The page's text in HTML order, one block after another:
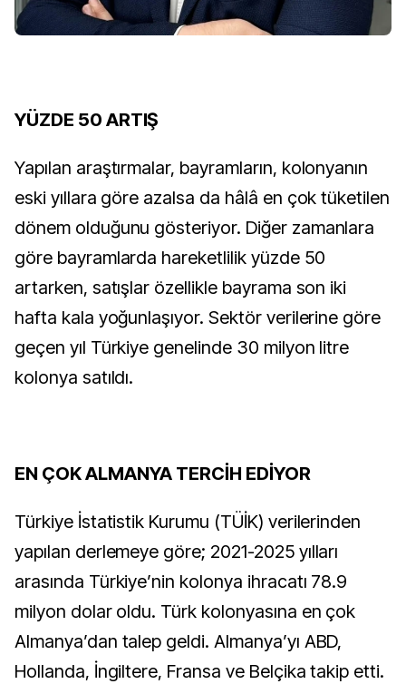
YÜZDE 50 ARTIŞ
Yapılan araştırmalar, bayramların, kolonyanın
eski yıllara göre azalsa da hâlâ en çok tüketilen
dönem olduğunu gösteriyor. Diğer zamanlara
göre bayramlarda hareketlilik yüzde 50
artarken, satışlar özellikle bayrama son iki
hafta kala yoğunlaşıyor. Sektör verilerine göre
geçen yıl Türkiye genelinde 30 milyon litre
kolonya satıldı.
EN ÇOK ALMANYA TERCİH EDİYOR
Türkiye İstatistik Kurumu (TÜİK) verilerinden
yapılan derlemeye göre; 2021-2025 yılları
arasında Türkiye’nin kolonya ihracatı 78.9
milyon dolar oldu. Türk kolonyasına en çok
Almanya’dan talep geldi. Almanya’yı ABD,
Hollanda, İngiltere, Fransa ve Belçika takip etti.